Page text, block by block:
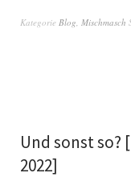
Kategorie Blog Mischmasch
Und sonst
2022]